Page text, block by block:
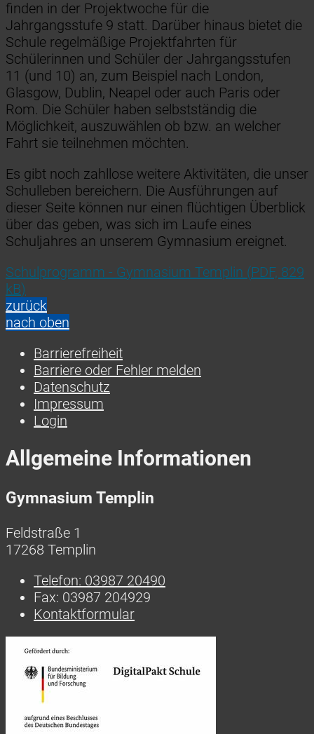
finden in der Projektwoche für die
Jahrgangsstufe 9 statt. Darüber hinaus bietet die
Schule regelmäßige Projektfahrten für
Schülerinnen und Schüler der Jahrgangsstufen
11 (und 10) an, zum Beispiel nach London,
Glasgow, Dublin, Neapel oder auch Paris oder
Rom. Die Schüler haben selbstständig die
Möglichkeit, auszuwählen ob bzw. an welcher
Fahrt sie teilnehmen möchten.
Es gibt noch zahllose weitere Aktivitäten, die unser
Schulleben bereichern. Die Ausführungen auf
dieser Seite können nur einen flüchtigen Überblick
über das geben, was sich im Laufe eines
Schuljahres an unserem Gymnasium ereignet.
Schulprogramm - Gymnasium Templin (PDF, 829
kB)
zurück
nach oben
Barrierefreiheit
Barriere oder Fehler melden
Datenschutz
Impressum
Login
Allgemeine Informationen
Gymnasium Templin
Feldstraße 1
17268 Templin
Telefon: 03987 20490
Fax: 03987 204929
Kontaktformular